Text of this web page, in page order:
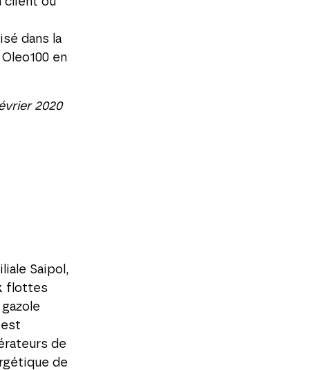
dans la
Oleo100 en
2020
Saipol,
flottes
est
de
de